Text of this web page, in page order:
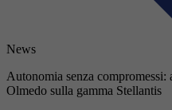
News
Autonomia senza
Olmedo sulla gamma Stellantis